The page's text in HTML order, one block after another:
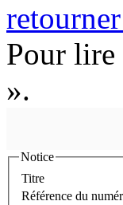
Pour lire
».
Notice
Titre
Référence du